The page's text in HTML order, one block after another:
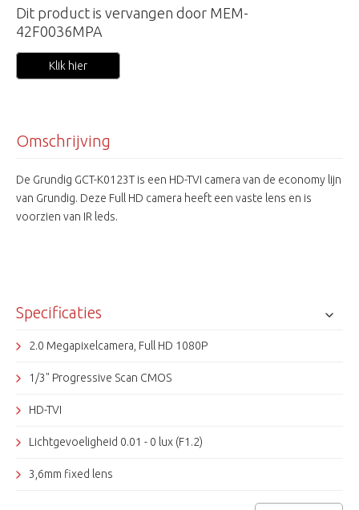
Dit product is vervangen door MEM-
42F0036MPA
Klik hier
Omschrijving
De Grundig GCT-K0123T is een HD-TVI camera van de economy lijn
van Grundig. Deze Full HD camera heeft een vaste lens en is
voorzien van IR leds.
Specificaties
2.0 Megapixelcamera, Full HD 1080P
1/3" Progressive Scan CMOS
HD-TVI
Lichtgevoeligheid 0.01 - 0 lux (F1.2)
3,6mm fixed lens